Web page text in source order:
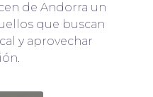
de Andorra un
que buscan
y aprovechar